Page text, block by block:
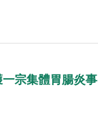
宗集體胃腸炎事